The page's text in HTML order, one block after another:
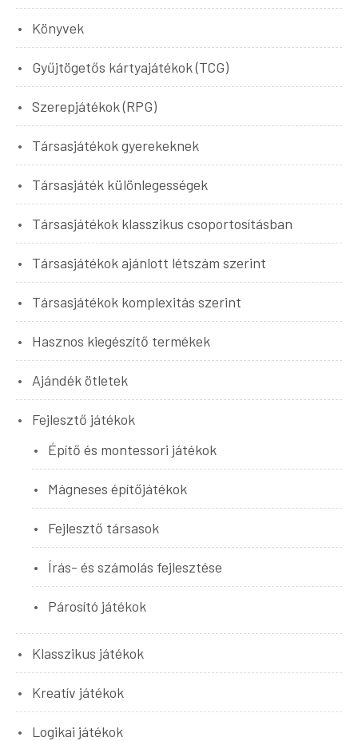
Könyvek
Gyűjtögetős kártyajátékok (TCG)
Szerepjátékok (RPG)
Társasjátékok gyerekeknek
Társasjáték különlegességek
Társasjátékok klasszikus csoportosításban
Társasjátékok ajánlott létszám szerint
Társasjátékok komplexitás szerint
Hasznos kiegészítő termékek
Ajándék ötletek
Fejlesztő játékok
Építő és montessori játékok
Mágneses építőjátékok
Fejlesztő társasok
Írás- és számolás fejlesztése
Párosító játékok
Klasszikus játékok
Kreatív játékok
Logikai játékok